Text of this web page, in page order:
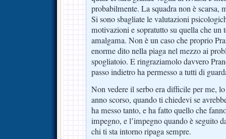
probabilmente. La squadra non è scarsa,
Si sono sbagliate le valutazioni
motivazioni e sopratutto su quella che un
amalgama. Non è un caso che proprio
enorme dito nella piaga nel mezzo ai
spogliatoio. E ringraziamolo davvero
passo indietro ha permesso a tutti di
Non vedere il serbo era difficile per me,
anno scorso, quando ti chiedevi se
ha messo tanto, e ha fatto quello che
impegno, e l’impegno quando è seguito
chi ti sta intorno ripaga sempre.